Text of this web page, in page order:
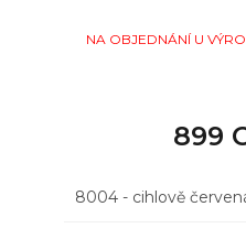
NA OBJEDNÁNÍ U
899
8004 - cihlově